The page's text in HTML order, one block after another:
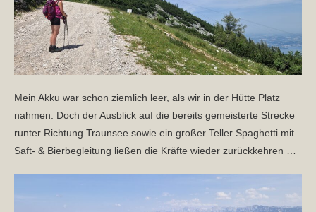
Mein Akku war schon ziemlich leer, als wir in der Hütte Platz
nahmen. Doch der Ausblick auf die bereits gemeisterte Strecke
runter Richtung Traunsee sowie ein großer Teller Spaghetti mit
Saft- & Bierbegleitung ließen die Kräfte wieder zurückkehren …